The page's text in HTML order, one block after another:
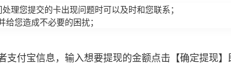
理您提交的卡出现问题时可以及时和您联系；
您造成不必要的困扰；
付宝信息，输入想要提现的金额点击【确定提现